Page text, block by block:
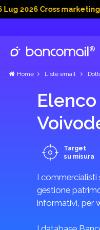
Cross marketing nel
Home Liste email
Target
su misura
I
gestione
informativi, per